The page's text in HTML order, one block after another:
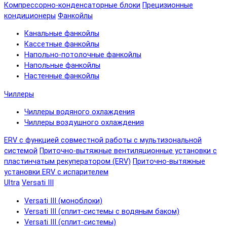
Компрессорно-конденсаторные блоки Прецизионные
кондиционеры Фанкойлы
Канальные фанкойлы
Кассетные фанкойлы
Напольно-потолочные фанкойлы
Напольные фанкойлы
Настенные фанкойлы
Чиллеры
Чиллеры водяного охлаждения
Чиллеры воздушного охлаждения
ERV с функцией совместной работы с мультизональной
системой Приточно-вытяжные вентиляционные установки с
пластинчатым рекуператором (ERV) Приточно-вытяжные
установки ERV с испарителем
Ultra Versati III
Versati III (моноблоки)
Versati III (сплит-системы с водяным баком)
Versati III (сплит-системы)